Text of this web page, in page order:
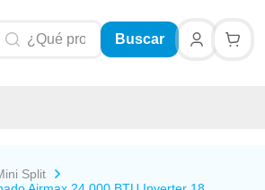
Buscar
Split